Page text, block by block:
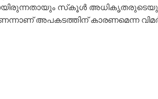
സ്‌കൂള്‍
അപകടത്തിന് കാരണമെന്ന